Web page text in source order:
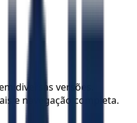
diversas versões.
e navegação completa.